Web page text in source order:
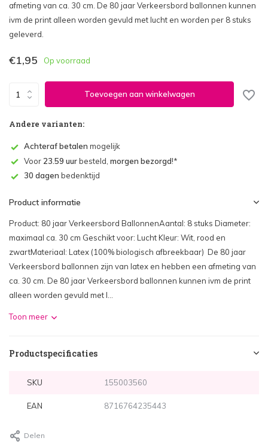
afmeting van ca. 30 cm. De 80 jaar Verkeersbord ballonnen kunnen
ivm de print alleen worden gevuld met lucht en worden per 8 stuks
geleverd.
€1,95 Op voorraad
Toevoegen aan winkelwagen
Andere varianten:
Achteraf betalen mogelijk
Voor 23.59 uurbesteld, morgen bezorgd!*
30 dagen bedenktijd
Product informatie
Product: 80 jaar Verkeersbord BallonnenAantal: 8 stuks Diameter:
maximaal ca. 30 cm Geschikt voor: Lucht Kleur: Wit, rood en
zwartMateriaal: Latex (100% biologisch afbreekbaar) De 80 jaar
Verkeersbord ballonnen zijn van latex en hebben een afmeting van
ca. 30 cm. De 80 jaar Verkeersbord ballonnen kunnen ivm de print
alleen worden gevuld met l...
Toon meer
Productspecificaties
SKU 155003560
EAN 8716764235443
Delen